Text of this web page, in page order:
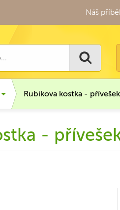
Náš
Rubikova kostka -
-